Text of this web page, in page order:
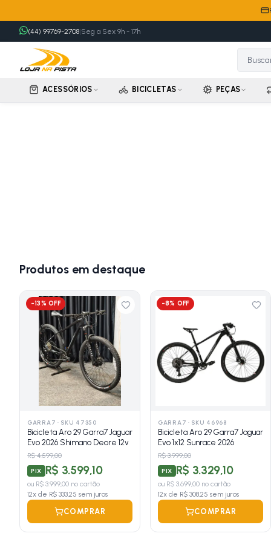
(44) 99769-2708|Seg a Sex 9h - 17h
ACESSÓRIOS BICICLETAS PEÇAS
Produtos em destaque
-13% OFF
GARRA7 · SKU 47350
Bicicleta Aro 29 Garra7 Jaguar
Evo 2026 Shimano Deore 12v
R$ 4.599,00
PIX R$ 3.599,10
ou R$ 3.999,00 no cartão
12x de R$ 333,25 sem juros
COMPRAR
-8% OFF
GARRA7 · SKU 46968
Bicicleta Aro 29 Garra7 Jaguar
Evo 1x12 Sunrace 2026
R$ 3.999,00
PIX R$ 3.329,10
ou R$ 3.699,00 no cartão
12x de R$ 308,25 sem juros
COMPRAR